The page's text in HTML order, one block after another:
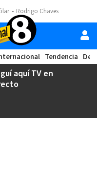
Rodrigo Chaves
Tendencia
aquíTV en